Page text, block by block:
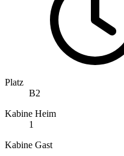
Platz
B2
Kabine Heim
1
Kabine Gast